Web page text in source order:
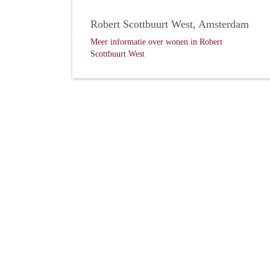
Robert Scottbuurt West, Amsterdam
Meer informatie over wonen in Robert
Scottbuurt West